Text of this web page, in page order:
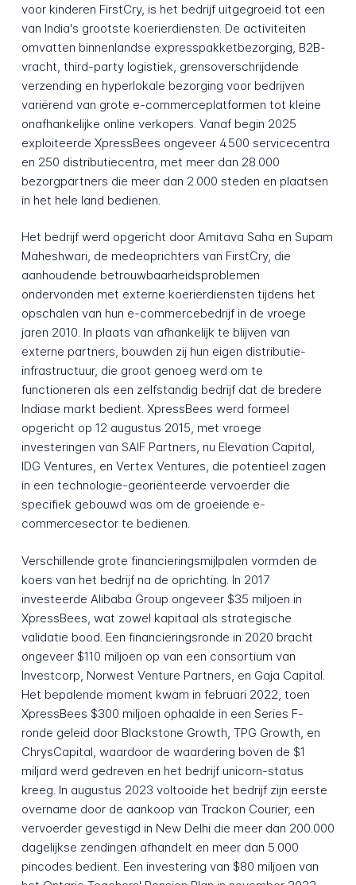
voor kinderen FirstCry, is het bedrijf uitgegroeid tot een
van India's grootste koerierdiensten. De activiteiten
omvatten binnenlandse expresspakketbezorging, B2B-
vracht, third-party logistiek, grensoverschrijdende
verzending en hyperlokale bezorging voor bedrijven
variërend van grote e-commerceplatformen tot kleine
onafhankelijke online verkopers. Vanaf begin 2025
exploiteerde XpressBees ongeveer 4.500 servicecentra
en 250 distributiecentra, met meer dan 28.000
bezorgpartners die meer dan 2.000 steden en plaatsen
in het hele land bedienen.
Het bedrijf werd opgericht door Amitava Saha en Supam
Maheshwari, de medeoprichters van FirstCry, die
aanhoudende betrouwbaarheidsproblemen
ondervonden met externe koerierdiensten tijdens het
opschalen van hun e-commercebedrijf in de vroege
jaren 2010. In plaats van afhankelijk te blijven van
externe partners, bouwden zij hun eigen distributie-
infrastructuur, die groot genoeg werd om te
functioneren als een zelfstandig bedrijf dat de bredere
Indiase markt bedient. XpressBees werd formeel
opgericht op 12 augustus 2015, met vroege
investeringen van SAIF Partners, nu Elevation Capital,
IDG Ventures, en Vertex Ventures, die potentieel zagen
in een technologie-georiënteerde vervoerder die
specifiek gebouwd was om de groeiende e-
commercesector te bedienen.
Verschillende grote financieringsmijlpalen vormden de
koers van het bedrijf na de oprichting. In 2017
investeerde Alibaba Group ongeveer $35 miljoen in
XpressBees, wat zowel kapitaal als strategische
validatie bood. Een financieringsronde in 2020 bracht
ongeveer $110 miljoen op van een consortium van
Investcorp, Norwest Venture Partners, en Gaja Capital.
Het bepalende moment kwam in februari 2022, toen
XpressBees $300 miljoen ophaalde in een Series F-
ronde geleid door Blackstone Growth, TPG Growth, en
ChrysCapital, waardoor de waardering boven de $1
miljard werd gedreven en het bedrijf unicorn-status
kreeg. In augustus 2023 voltooide het bedrijf zijn eerste
overname door de aankoop van Trackon Courier, een
vervoerder gevestigd in New Delhi die meer dan 200.000
dagelijkse zendingen afhandelt en meer dan 5.000
pincodes bedient. Een investering van $80 miljoen van